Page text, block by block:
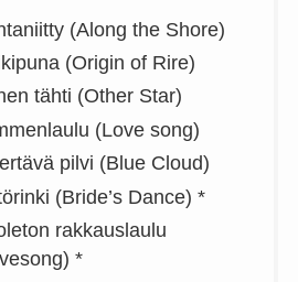
(Along the Shore)
(Origin of Rire)
tähti (Other Star)
(Love song)
pilvi (Blue Cloud)
(Bride’s Dance) *
rakkauslaulu
*